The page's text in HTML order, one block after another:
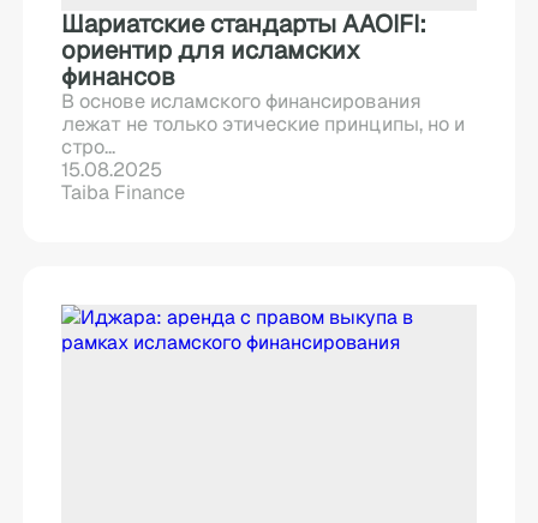
Шариатские стандарты AAOIFI:
ориентир для исламских
финансов
В основе исламского финансирования
лежат не только этические принципы, но и
стро...
15.08.2025
Taiba Finance